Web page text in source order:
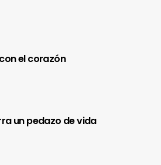
el corazón
un pedazo de vida